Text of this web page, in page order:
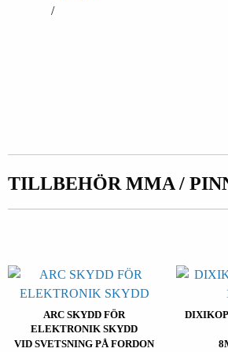
TILLBEHÖR MMA /
ARC SKYDD FÖR
ELEKTRONIK SKYDD
VID SVETSNING PÅ FORDON